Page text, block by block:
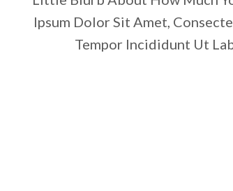
Ipsum Dolor Sit Amet,
Tempor Incididunt Ut